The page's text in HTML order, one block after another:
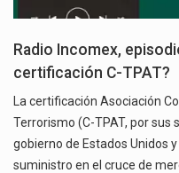
Radio Incomex,
certificación C-TPAT?
La certificación Asociación
Terrorismo (C-TPAT, por sus
gobierno de Estados Unidos
suministro en el cruce de